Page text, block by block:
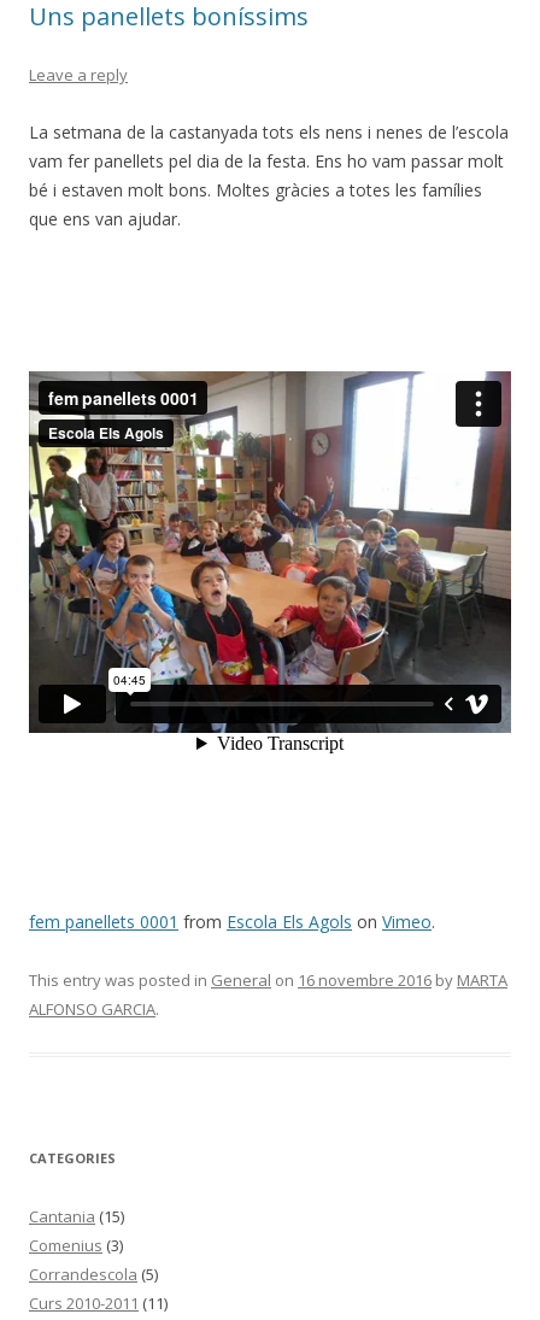
Uns panellets boníssims
Leave a reply
La setmana de la castanyada tots els nens i nenes de l’escola
vam fer panellets pel dia de la festa. Ens ho vam passar molt
bé i estaven molt bons. Moltes gràcies a totes les famílies
que ens van ajudar.
fem panellets 0001 from Escola Els Agols on Vimeo.
This entry was posted in General on 16 novembre 2016 by MARTA
ALFONSO GARCIA.
CATEGORIES
Cantania (15)
Comenius (3)
Corrandescola (5)
Curs 2010-2011 (11)